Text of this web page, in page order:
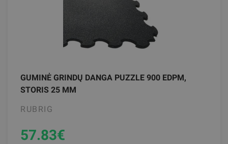
GUMINĖ GRINDŲ DANGA PUZZLE 900 EDPM,
STORIS 25 MM
RUBRIG
57.83€